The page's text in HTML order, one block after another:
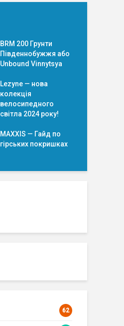
BRM 200 Грунти
Південнобужжя або
Unbound Vinnytsya
Lezyne — нова
колекція
велосипедного
світла 2024 року!
MAXXIS — Гайд по
гірських покришкаx
62